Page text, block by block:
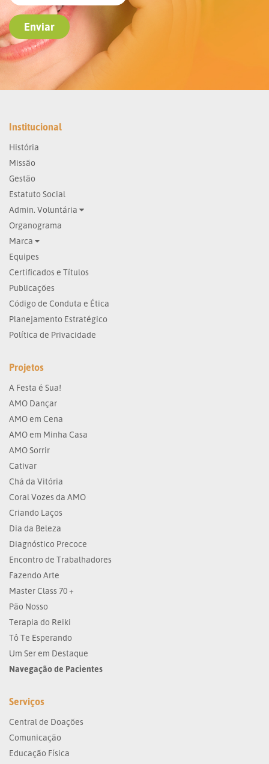
Institucional
História
Missão
Gestão
Estatuto Social
Admin. Voluntária
Organograma
Marca
Equipes
Certificados e Títulos
Publicações
Código de Conduta e Ética
Planejamento Estratégico
Política de Privacidade
Projetos
A Festa é Sua!
AMO Dançar
AMO em Cena
AMO em Minha Casa
AMO Sorrir
Cativar
Chá da Vitória
Coral Vozes da AMO
Criando Laços
Dia da Beleza
Diagnóstico Precoce
Encontro de Trabalhadores
Fazendo Arte
Master Class 70 +
Pão Nosso
Terapia do Reiki
Tô Te Esperando
Um Ser em Destaque
Navegação de Pacientes
Serviços
Central de Doações
Comunicação
Educação Física